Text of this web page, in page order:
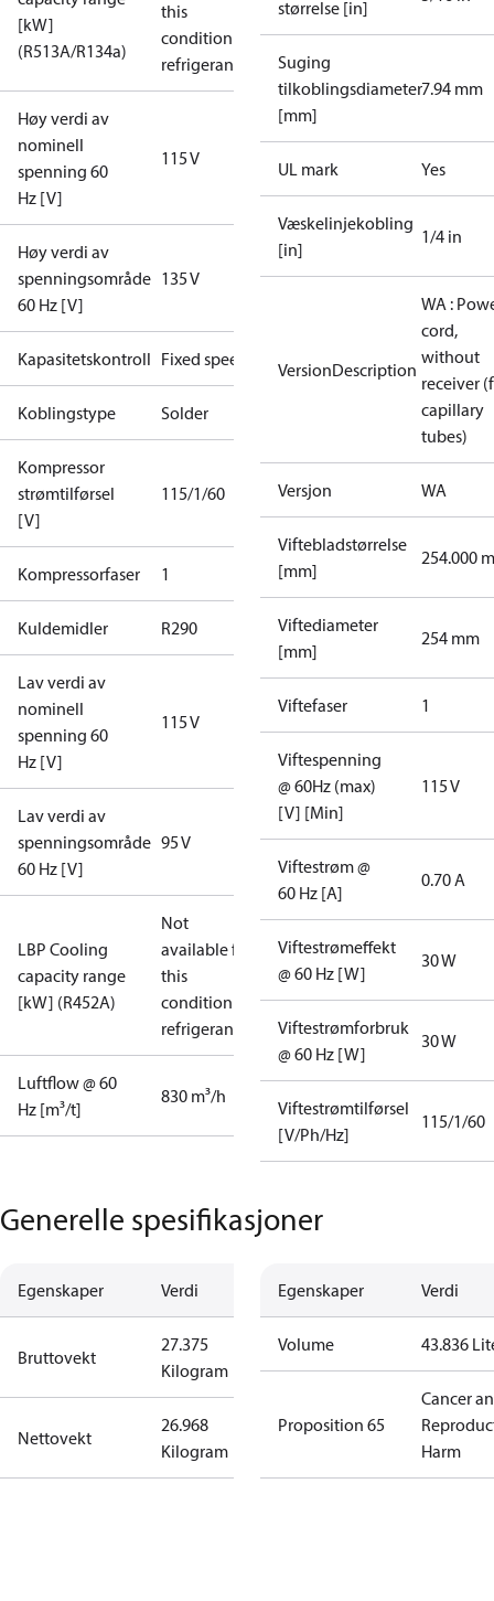
[kW]
(R513A/R134a)
this
condition /
refrigerant
Høy verdi av
nominell
spenning 60
Hz [V]
115 V
Høy verdi av
spenningsområde
60 Hz [V]
135 V
Kapasitetskontroll Fixed speed
Koblingstype Solder
Kompressor
strømtilførsel
[V]
115/1/60
Kompressorfaser 1
Kuldemidler R290
Lav verdi av
nominell
spenning 60
Hz [V]
115 V
Lav verdi av
spenningsområde
60 Hz [V]
95 V
LBP Cooling
capacity range
[kW] (R452A)
Not
available for
this
condition /
refrigerant
Luftflow @ 60
Hz [m³/t]
830 m³/h
størrelse [in]
Suging
tilkoblingsdiameter
[mm]
7.94 mm
UL mark Yes
Væskelinjekobling
[in]
1/4 in
VersionDescription
WA :
cord,
without
receiver
capillary
tubes)
Versjon WA
Viftebladstørrelse
[mm]
254.000
Viftediameter
[mm]
254 mm
Viftefaser 1
Viftespenning
@ 60Hz (max)
[V] [Min]
115 V
Viftestrøm @
60 Hz [A]
0.70 A
Viftestrømeffekt
@ 60 Hz [W]
30 W
Viftestrømforbruk
@ 60 Hz [W]
30 W
Viftestrømtilførsel
[V/Ph/Hz]
115/1/60
Generelle spesifikasjoner
Egenskaper Verdi
Bruttovekt
27.375
Kilogram
Nettovekt
26.968
Kilogram
Egenskaper Verdi
Volume 43.836
Proposition 65
Cancer
Harm